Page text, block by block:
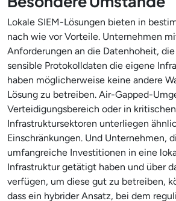
Lokale SIEM-Lösungen bieten in
nach wie vor Vorteile. Unternehmen
Anforderungen an die Datenhoheit,
sensible Protokolldaten die eigene
haben möglicherweise keine andere
Lösung zu betreiben. Air-Gapped-
Verteidigungsbereich oder in kritischen
Infrastruktursektoren unterliegen
Einschränkungen. Und Unternehmen,
umfangreiche Investitionen in eine
Infrastruktur getätigt haben und über
verfügen, um diese gut zu betreiben,
dass ein hybrider Ansatz, bei dem